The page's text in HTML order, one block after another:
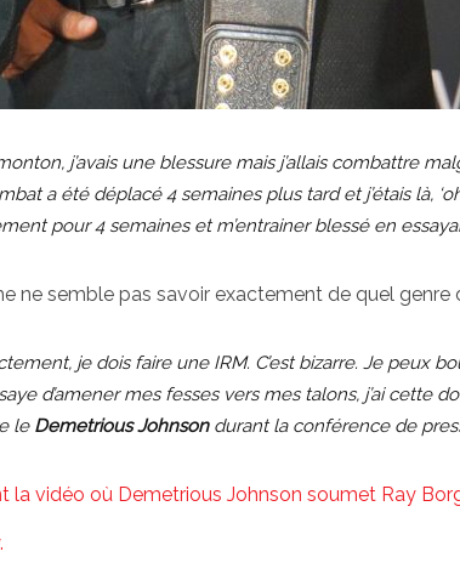
j’avais une blessure mais j’allais combattre
a été déplacé 4 semaines plus tard et j’étais là,
pour 4 semaines et m’entrainer blessé en
ne semble pas savoir exactement de quel genre
je dois faire une IRM. C’est bizarre. Je peux
d’amener mes fesses vers mes talons, j’ai cette
le Demetrious Johnsondurant la conférence de
la vidéo où Demetrious Johnson soumet Ray Borg